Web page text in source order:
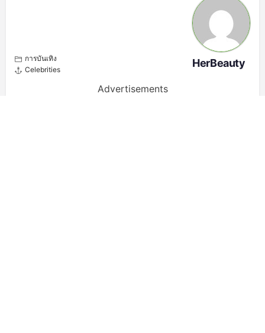
การบันเทิง
Celebrities
HerBeauty
Advertisements